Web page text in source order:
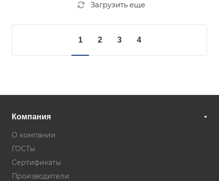
Загрузить еще
1 2 3 4
Компания
О компании
ГОСТы
Сертификаты
Производители